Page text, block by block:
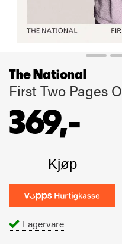
The National
First Two Pages
369,-
Kjøp
Lagervare